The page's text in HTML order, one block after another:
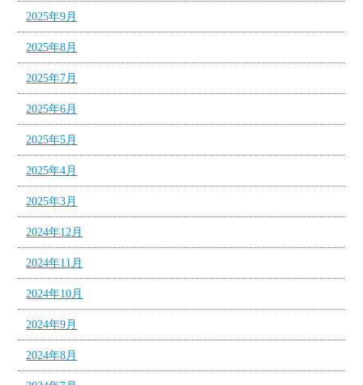
2025年9月
2025年8月
2025年7月
2025年6月
2025年5月
2025年4月
2025年3月
2024年12月
2024年11月
2024年10月
2024年9月
2024年8月